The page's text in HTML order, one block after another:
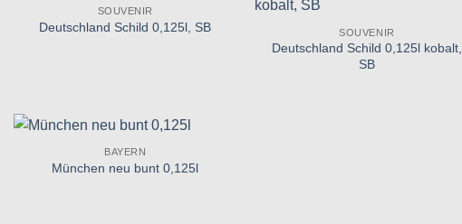
Zu
Wunschliste
SOUVENIR
Deutschland Schild 0,125l, SB
hinzufügen
SOUVENIR
Deutschland Schild 0,125l kobalt,
SB
Zu
Wunschliste
BAYERN
München neu bunt 0,125l